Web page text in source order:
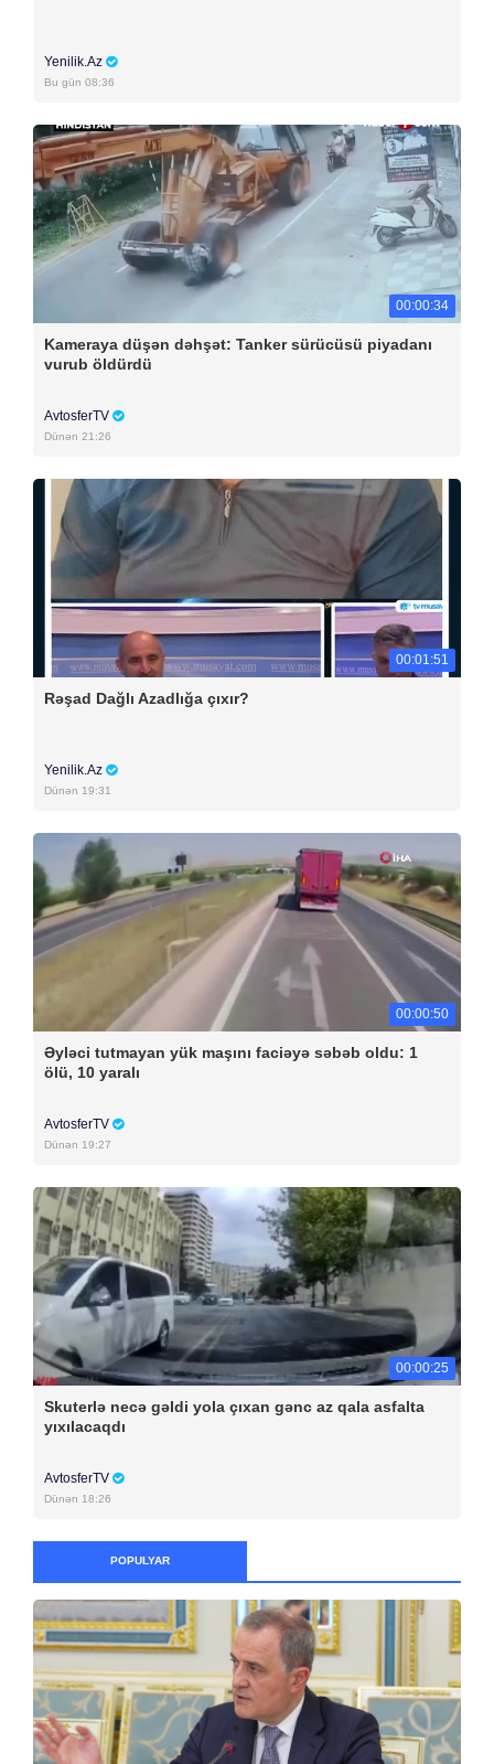
Yenilik.Az
Bu gün 08:36
00:00:34
Kameraya düşən dəhşət: Tanker sürücüsü piyadanı
vurub öldürdü
AvtosferTV
Dünən 21:26
00:01:51
Rəşad Dağlı Azadlığa çıxır?
Yenilik.Az
Dünən 19:31
00:00:50
Əyləci tutmayan yük maşını faciəyə səbəb oldu: 1
ölü, 10 yaralı
AvtosferTV
Dünən 19:27
00:00:25
Skuterlə necə gəldi yola çıxan gənc az qala asfalta
yıxılacaqdı
AvtosferTV
Dünən 18:26
POPULYAR